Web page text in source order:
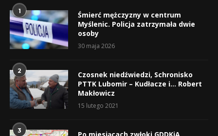
1
Śmierć mężczyzny w centrum
Myślenic. Policja zatrzymała dwie
osoby
30 maja 2026
2
Czosnek niedźwiedzi, Schronisko
PTTK Lubomir – Kudłacze i… Robert
Makłowicz
15 lutego 2021
3